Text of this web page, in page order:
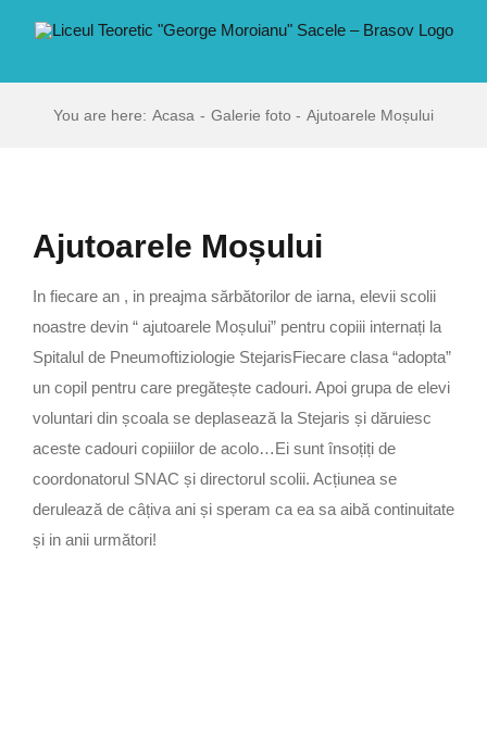
You are here: Acasa Galerie foto Ajutoarele Moșului
Ajutoarele Moșului
In fiecare an , in preajma sărbătorilor de iarna, elevii scolii
noastre devin “ ajutoarele Moșului” pentru copiii internați la
Spitalul de Pneumoftiziologie StejarisFiecare clasa “adopta”
un copil pentru care pregătește cadouri. Apoi grupa de elevi
voluntari din școala se deplasează la Stejaris și dăruiesc
aceste cadouri copiiilor de acolo…Ei sunt însoțiți de
coordonatorul SNAC și directorul scolii. Acțiunea se
derulează de câțiva ani și speram ca ea sa aibă continuitate
și in anii următori!